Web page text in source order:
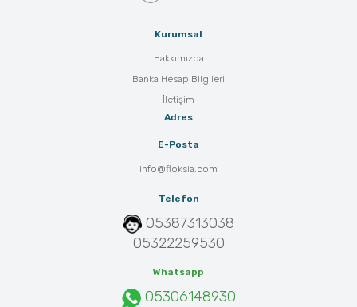
Kurumsal
Hakkımızda
Banka Hesap Bilgileri
İletişim
Adres
E-Posta
info@floksia.com
Telefon
05387313038
05322259530
Whatsapp
05306148930